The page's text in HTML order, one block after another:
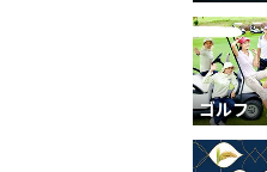
ゴルフ